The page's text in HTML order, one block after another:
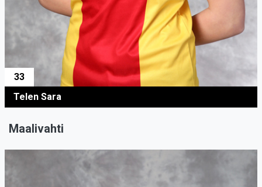
33
Telen Sara
Maalivahti